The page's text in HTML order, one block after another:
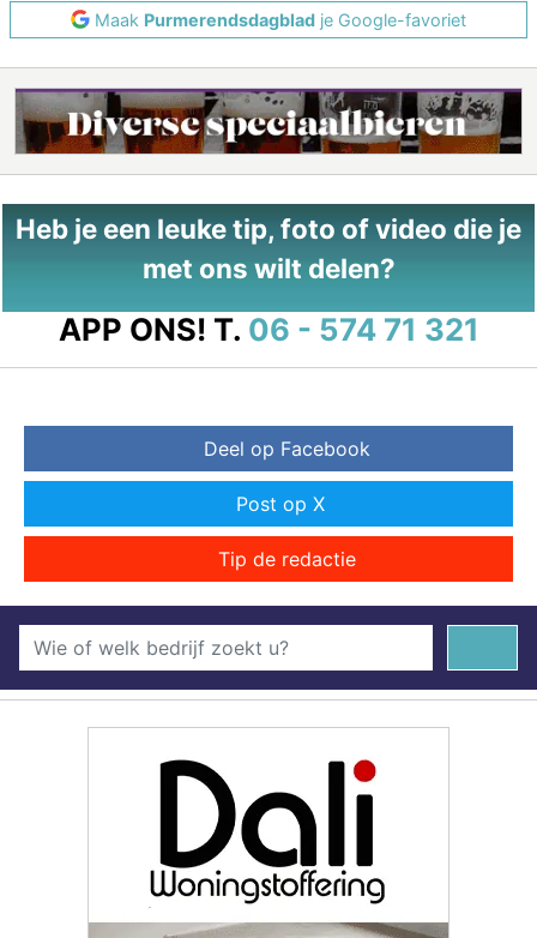
Maak Purmerendsdagblad je Google-favoriet
Heb je een leuke tip, foto of video die je
met ons wilt delen?
APP ONS! T. 06 - 574 71 321
Deel op Facebook
Post op X
Tip de redactie